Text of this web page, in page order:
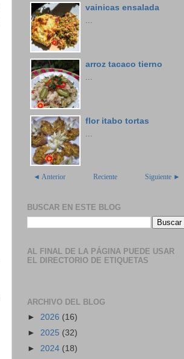
vainicas ensalada
...
arroz tacaco tierno
...
flor itabo tortas
...
◄ Anterior Siguiente ►
Reciente
BUSCAR EN ESTE BLOG
AL FINAL DE LA PÁGINA PUEDE USAR
EL DIRECTORIO DE ETIQUETAS
ARCHIVO DEL BLOG
► 2026 (16)
► 2025 (32)
► 2024 (18)